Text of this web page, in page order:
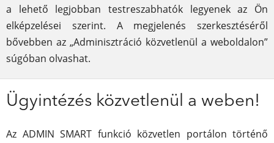
a lehető legjobban testreszabhatók legyenek az Ön
elképzelései szerint. A megjelenés szerkesztéséről
bővebben az „Adminisztráció közvetlenül a weboldalon”
súgóban olvashat.
Ügyintézés közvetlenül a weben!
Az ADMIN SMART funkció közvetlen portálon történő